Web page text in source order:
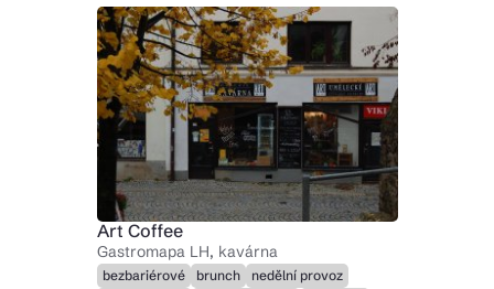
Art Coffee
Gastromapa LH, kavárna
bezbariérové brunch
nedělní provoz